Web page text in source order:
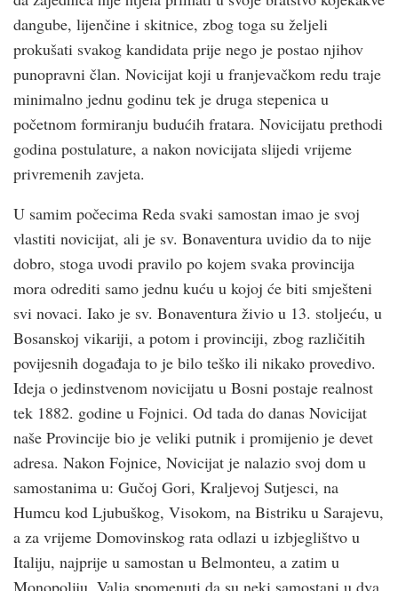
dangube, lijenčine i skitnice, zbog toga su željeli
prokušati svakog kandidata prije nego je postao njihov
punopravni član. Novicijat koji u franjevačkom redu traje
minimalno jednu godinu tek je druga stepenica u
početnom formiranju budućih fratara. Novicijatu prethodi
godina postulature, a nakon novicijata slijedi vrijeme
privremenih zavjeta.
U samim počecima Reda svaki samostan imao je svoj
vlastiti novicijat, ali je sv. Bonaventura uvidio da to nije
dobro, stoga uvodi pravilo po kojem svaka provincija
mora odrediti samo jednu kuću u kojoj će biti smješteni
svi novaci. Iako je sv. Bonaventura živio u 13. stoljeću, u
Bosanskoj vikariji, a potom i provinciji, zbog različitih
povijesnih događaja to je bilo teško ili nikako provedivo.
Ideja o jedinstvenom novicijatu u Bosni postaje realnost
tek 1882. godine u Fojnici. Od tada do danas Novicijat
naše Provincije bio je veliki putnik i promijenio je devet
adresa. Nakon Fojnice, Novicijat je nalazio svoj dom u
samostanima u: Gučoj Gori, Kraljevoj Sutjesci, na
Humcu kod Ljubuškog, Visokom, na Bistriku u Sarajevu,
a za vrijeme Domovinskog rata odlazi u izbjeglištvo u
Italiju, najprije u samostan u Belmonteu, a zatim u
Monopoliju. Valja spomenuti da su neki samostani u dva